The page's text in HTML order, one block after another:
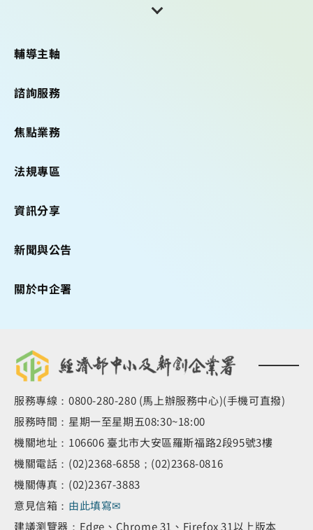
輔導主軸
諮詢服務
焦點業務
法規專區
資訊分享
新聞與公告
關於中企署
服務專線：0800-280-280 (馬上辦服務中心)(手機可直撥)
服務時間：星期一至星期五08:30~18:00
機關地址：106606 臺北市大安區羅斯福路2段95號3樓
機關電話：(02)2368-6858；(02)2368-0816
機關傳真：(02)2367-3883
意見信箱： 由此填寫✉
建議瀏覽器：Edge、Chrome 31、Firefox 31以上版本